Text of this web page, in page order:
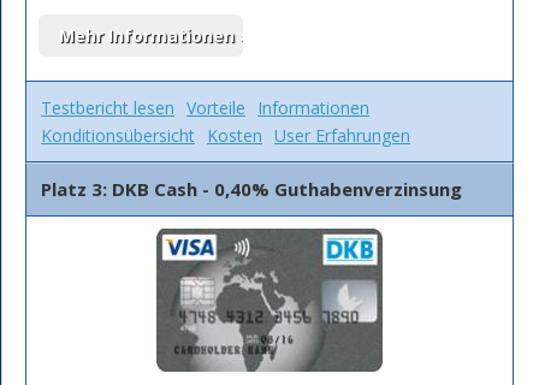
Testbericht lesen Vorteile
Informationen
Konditionsübersicht Kosten User Erfahrungen
Platz 3: DKB Cash - 0,40% Guthabenverzinsung